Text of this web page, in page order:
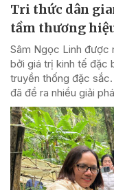
Tri thức dân
tầm thương
Sâm Ngọc Linh được
bởi giá trị kinh tế đặc
truyền thống đặc
đã đề ra nhiều giải